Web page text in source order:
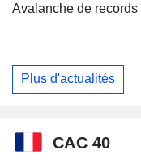
Avalanche de
Plus d'actualités
CAC 40